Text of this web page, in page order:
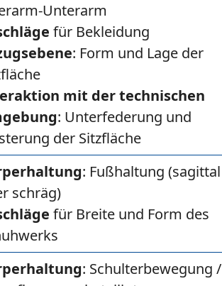
Unterarm
für Bekleidung
: Form und Lage der
mit der technischen
: Unterfederung und
der Sitzfläche
: Fußhaltung (sagittal
schräg)
für Breite und Form des
: Schulterbewegung /